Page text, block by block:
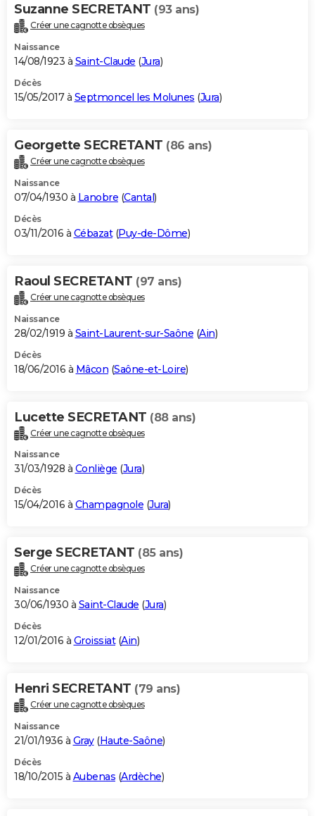
Suzanne SECRETANT (93 ans)
Créer une cagnotte obsèques
Naissance
14/08/1923 à Saint-Claude (Jura)
Décès
15/05/2017 à Septmoncel les Molunes (Jura)
Georgette SECRETANT (86 ans)
Créer une cagnotte obsèques
Naissance
07/04/1930 à Lanobre (Cantal)
Décès
03/11/2016 à Cébazat(Puy-de-Dôme)
Raoul SECRETANT (97 ans)
Créer une cagnotte obsèques
Naissance
28/02/1919 à Saint-Laurent-sur-Saône (Ain)
Décès
18/06/2016 à Mâcon (Saône-et-Loire)
Lucette SECRETANT (88 ans)
Créer une cagnotte obsèques
Naissance
31/03/1928 à Conliège (Jura)
Décès
15/04/2016 à Champagnole (Jura)
Serge SECRETANT (85 ans)
Créer une cagnotte obsèques
Naissance
30/06/1930 à Saint-Claude (Jura)
Décès
12/01/2016 à Groissiat(Ain)
Henri SECRETANT (79 ans)
Créer une cagnotte obsèques
Naissance
21/01/1936 à Gray(Haute-Saône)
Décès
18/10/2015 à Aubenas (Ardèche)